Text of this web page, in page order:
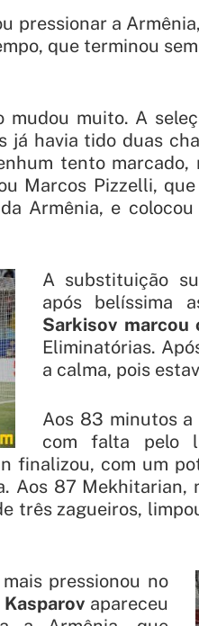
pressionar a
que terminou
mudou muito. A
já havia tido duas
tento
Marcos Pizzelli,
Armênia, e
A substituição
após belíssima
Sarkisov
Eliminatórias.
a calma, pois
Aos 83 minutos a
com falta pelo
finalizou, com um
Aos 87 Mekhitarian,
três zagueiros,
pressionou no
apareceu